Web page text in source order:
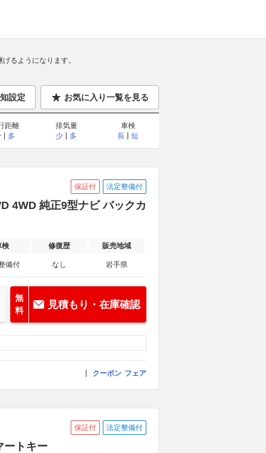
るようになります。
設定 お気に入り一覧を見る
距離
多
排気量
少
多
車検
長
短
保証付 法定整備付
4WD 純正9型ナビ バックカ
検 修復歴 販売地域
備付 なし 岩手県
無
料
見積もり・在庫確認
クーポン フェア
保証付 法定整備付
ートキー